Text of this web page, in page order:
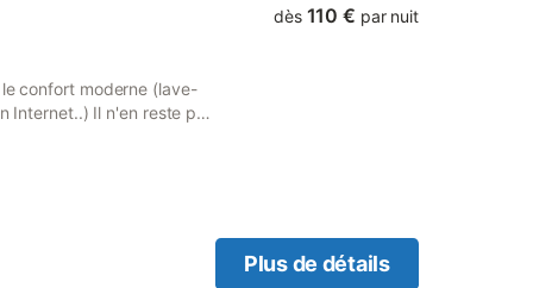
confort moderne (lave-
Internet..) Il n'en reste pas
charmante mais
électrique a été
dès 110 € par nuit
Plus de détails